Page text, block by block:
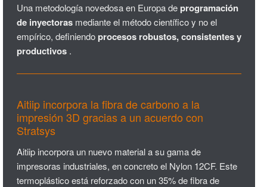
Una metodología novedosa en Europa deprogramación
de inyectoras mediante el método científico y no el
empírico, definiendoprocesos robustos, consistentes y
productivos .
Aitiip incorpora la fibra de carbono a la
impresión 3D gracias a un acuerdo con
Stratsys
Aitiip incorpora un nuevo material a su gama de
impresoras industriales, en concreto el Nylon 12CF. Este
termoplástico está reforzado con un 35% de fibra de